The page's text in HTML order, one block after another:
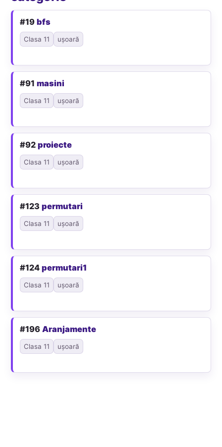
#19bfs
Clasa 11 ușoară
#91masini
Clasa 11 ușoară
#92proiecte
Clasa 11 ușoară
#123permutari
Clasa 11 ușoară
#124permutari1
Clasa 11 ușoară
#196Aranjamente
Clasa 11 ușoară